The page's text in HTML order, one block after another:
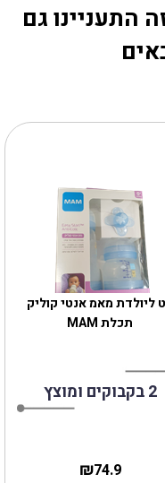
התעניינו גם
ליולדת מאמ אנטי קוליק
תכלת MAM
2 בקבוקים ומוצץ
74.9
₪